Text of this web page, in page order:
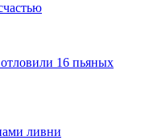
16 пьяных
ливни